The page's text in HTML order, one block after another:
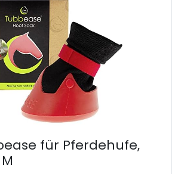
für Pferdehufe,